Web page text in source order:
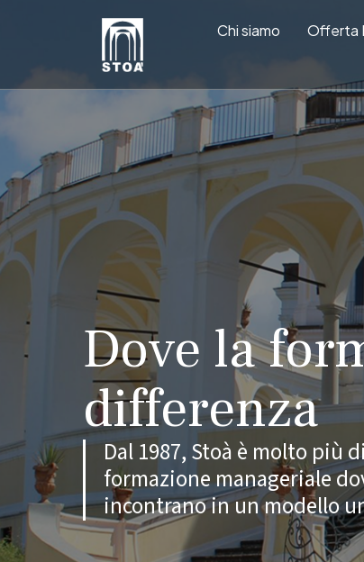
Chi siamo Offerta
Dove la
differenza
Dal 1987, Stoà è molto più
formazione manageriale
incontrano in un modello